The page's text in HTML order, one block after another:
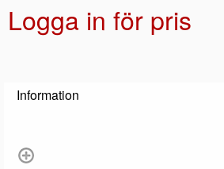
Logga in för pris
Information